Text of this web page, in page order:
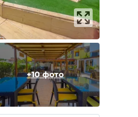
+10 фото